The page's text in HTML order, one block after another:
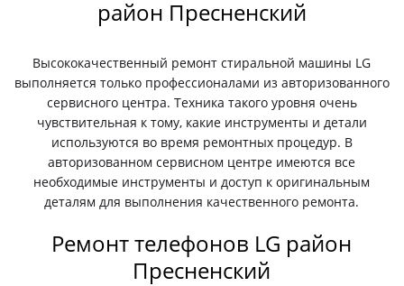
район Пресненский
Высококачественный ремонт стиральной машины LG
выполняется только профессионалами из авторизованного
сервисного центра. Техника такого уровня очень
чувствительная к тому, какие инструменты и детали
используются во время ремонтных процедур. В
авторизованном сервисном центре имеются все
необходимые инструменты и доступ к оригинальным
деталям для выполнения качественного ремонта.
Ремонт телефонов LG район
Пресненский